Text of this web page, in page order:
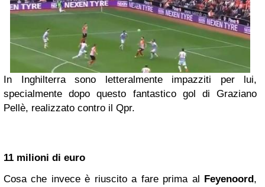
In Inghilterra sono letteralmente impazziti per lui,
specialmente dopo questo fantastico gol di Graziano
Pellè, realizzato contro il Qpr.
11 milioni di euro
Cosa che invece è riuscito a fare prima al
Feyenoord ,